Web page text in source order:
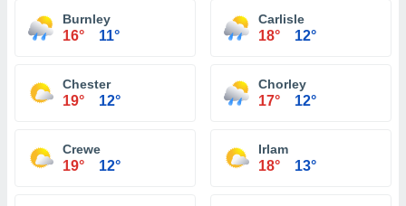
Burnley
16° 11°
Carlisle
18° 12°
Chester
19° 12°
Chorley
17° 12°
Crewe
19° 12°
Irlam
18° 13°